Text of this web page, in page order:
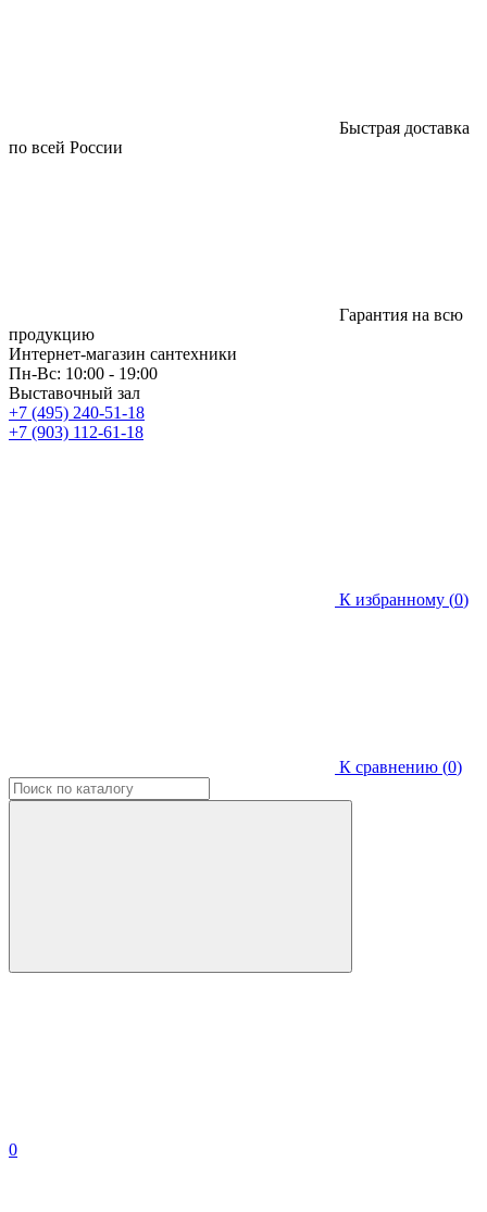
Быстрая доставка
по всей России
Гарантия на всю
продукцию
Интернет-магазин сантехники
Пн-Вс: 10:00 - 19:00
Выставочный зал
+7 (495) 240-51-18
+7 (903) 112-61-18
К избранному (0)
К сравнению (0)
0